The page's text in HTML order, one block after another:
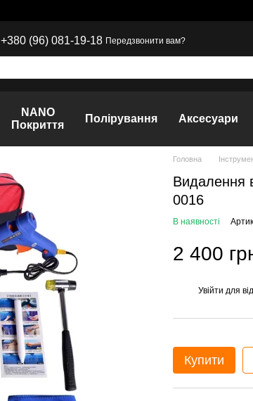
+380 (96) 081-19-18 Передзвонити вам?
NANO
Покриття
Полірування Аксесуари
Головна
Видалення
0016
В наявності
2 400
Увійти для
Купити